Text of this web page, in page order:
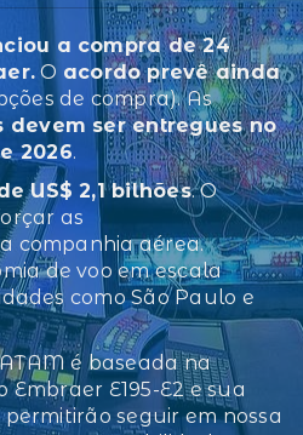
a compra de 24
O acordo prevê ainda
de compra). As
devem ser entregues no
2026.
US$ 2,1 bilhões. O
as
companhia aérea.
de voo em escala
como São Paulo e
é baseada na
E195-E2 e sua
seguir em nossa